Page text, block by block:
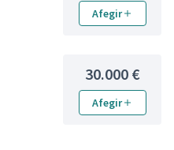
Afegir
30.000 €
Afegir